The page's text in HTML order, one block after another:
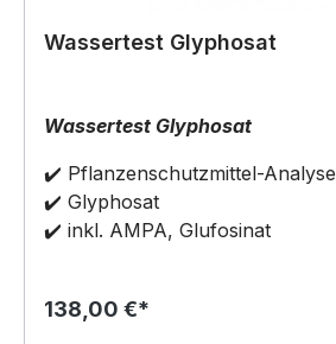
Wassertest Glyphosat
Wassertest Glyphosat
✔️ Pflanzenschutzmittel-Analyse
✔️ Glyphosat
✔️ inkl. AMPA, Glufosinat
138,00 €*